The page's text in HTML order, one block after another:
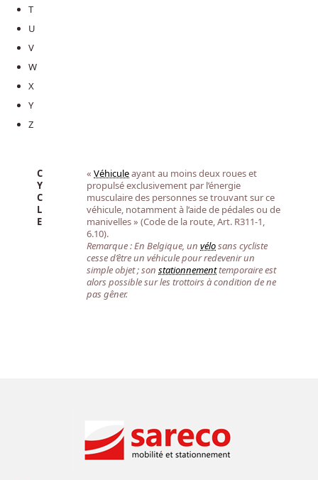
T
U
V
W
X
Y
Z
C
Y
C
L
E
« Véhiculeayant au moins deux roues et
propulsé exclusivement par l’énergie
musculaire des personnes se trouvant sur ce
véhicule, notamment à l’aide de pédales ou de
manivelles » (Code de la route, Art. R311-1,
6.10).
Remarque : En Belgique, un vélosans cycliste
cesse d’être un véhicule pour redevenir un
simple objet ; son stationnementtemporaire est
alors possible sur les trottoirs à condition de ne
pas gêner.